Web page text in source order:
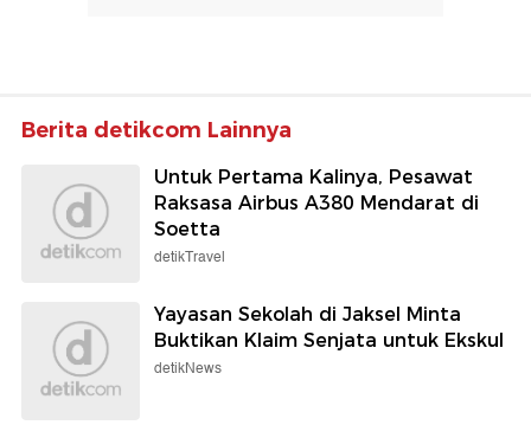
Berita detikcom Lainnya
Untuk Pertama Kalinya, Pesawat
Raksasa Airbus A380 Mendarat di
Soetta
detikTravel
Yayasan Sekolah di Jaksel Minta
Buktikan Klaim Senjata untuk Ekskul
detikNews